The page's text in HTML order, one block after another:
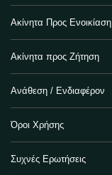
Ακίνητα Προς Ενοικίαση
Ακίνητα προς Ζήτηση
Ανάθεση / Ενδιαφέρον
Όροι Χρήσης
Συχνές Ερωτήσεις